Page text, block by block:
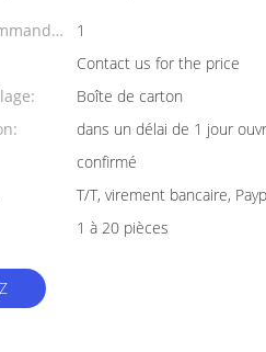
1
Contact us for the price
Boîte de carton
dans un délai de 1 jour
confirmé
T/T, virement bancaire,
1 à 20 pièces